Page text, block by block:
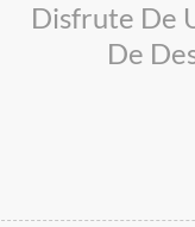
Disfrute De
De